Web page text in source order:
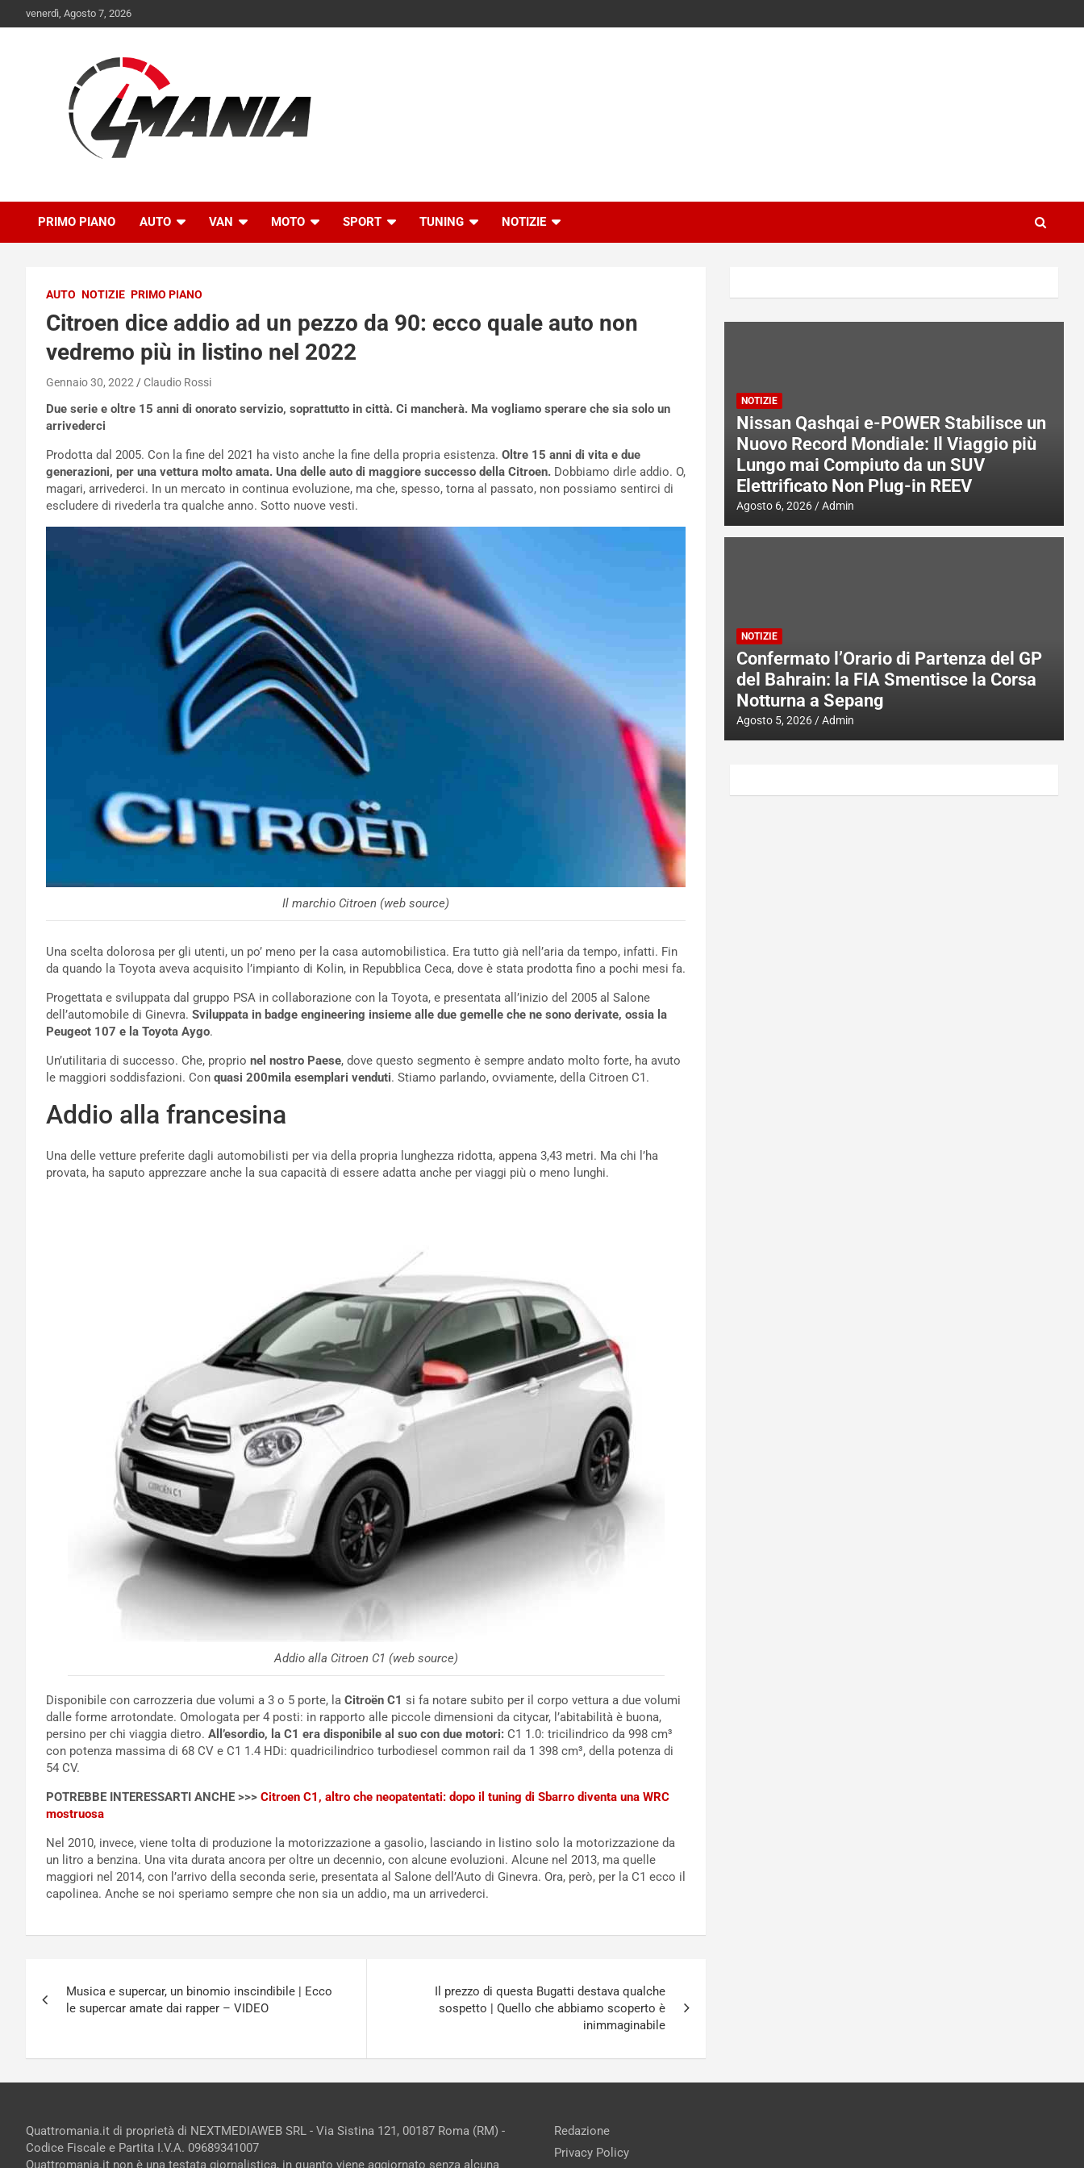
to
venerdì, Agosto 7, 2026
QuattroMania
PRIMO PIANO AUTO VAN MOTO SPORT TUNING NOTIZIE
AUTO NOTIZIE PRIMO PIANO
Citroen dice addio ad un pezzo da 90: ecco quale auto non
vedremo più in listino nel 2022
Gennaio 30, 2022 Claudio Rossi
Due serie e oltre 15 anni di onorato servizio, soprattutto in città. Ci mancherà. Ma vogliamo sperare che sia solo un
arrivederci
Prodotta dal 2005. Con la fine del 2021 ha visto anche la fine della propria esistenza. Oltre 15 anni di vita e due
generazioni, per una vettura molto amata. Una delle auto di maggiore successo della Citroen. Dobbiamo dirle addio. O,
magari, arrivederci. In un mercato in continua evoluzione, ma che, spesso, torna al passato, non possiamo sentirci di
escludere di rivederla tra qualche anno. Sotto nuove vesti.
Il marchio Citroen (web source)
Una scelta dolorosa per gli utenti, un po’ meno per la casa automobilistica. Era tutto già nell’aria da tempo, infatti. Fin
da quando la Toyota aveva acquisito l’impianto di Kolin, in Repubblica Ceca, dove è stata prodotta fino a pochi mesi fa.
Progettata e sviluppata dal gruppo PSA in collaborazione con la Toyota, e presentata all’inizio del 2005 al Salone
dell’automobile di Ginevra. Sviluppata in badge engineering insieme alle due gemelle che ne sono derivate, ossia la
Peugeot 107 e la Toyota Aygo.
Un’utilitaria di successo. Che, proprio nel nostro Paese, dove questo segmento è sempre andato molto forte, ha avuto
le maggiori soddisfazioni. Con quasi 200mila esemplari venduti. Stiamo parlando, ovviamente, della Citroen C1.
Addio alla francesina
Una delle vetture preferite dagli automobilisti per via della propria lunghezza ridotta, appena 3,43 metri. Ma chi l’ha
provata, ha saputo apprezzare anche la sua capacità di essere adatta anche per viaggi più o meno lunghi.
Addio alla Citroen C1 (web source)
Disponibile con carrozzeria due volumi a 3 o 5 porte, la Citroën C1 si fa notare subito per il corpo vettura a due volumi
dalle forme arrotondate. Omologata per 4 posti: in rapporto alle piccole dimensioni da citycar, l’abitabilità è buona,
persino per chi viaggia dietro. All’esordio, la C1 era disponibile al suo con due motori: C1 1.0: tricilindrico da 998 cm³
con potenza massima di 68 CV e C1 1.4 HDi: quadricilindrico turbodiesel common rail da 1 398 cm³, della potenza di
54 CV.
POTREBBE INTERESSARTI ANCHE >>> Citroen C1, altro che neopatentati: dopo il tuning di Sbarro diventa una WRC
mostruosa
Nel 2010, invece, viene tolta di produzione la motorizzazione a gasolio, lasciando in listino solo la motorizzazione da
un litro a benzina. Una vita durata ancora per oltre un decennio, con alcune evoluzioni. Alcune nel 2013, ma quelle
maggiori nel 2014, con l’arrivo della seconda serie, presentata al Salone dell’Auto di Ginevra. Ora, però, per la C1 ecco il
capolinea. Anche se noi speriamo sempre che non sia un addio, ma un arrivederci.
articoli
Musica e supercar, un binomio inscindibile | Ecco
le supercar amate dai rapper – VIDEO
Il prezzo di questa Bugatti destava qualche
sospetto | Quello che abbiamo scoperto è
inimmaginabile
NOTIZIE
Nissan Qashqai e-POWER Stabilisce un
Nuovo Record Mondiale: Il Viaggio più
Lungo mai Compiuto da un SUV
Elettrificato Non Plug-in REEV
Agosto 6, 2026 Admin
NOTIZIE
Confermato l’Orario di Partenza del GP
del Bahrain: la FIA Smentisce la Corsa
Notturna a Sepang
Agosto 5, 2026 Admin
Quattromania.it di proprietà di NEXTMEDIAWEB SRL - Via Sistina 121, 00187 Roma (RM) -
Codice Fiscale e Partita I.V.A. 09689341007
Quattromania.it non è una testata giornalistica, in quanto viene aggiornato senza alcuna
Redazione
Privacy Policy